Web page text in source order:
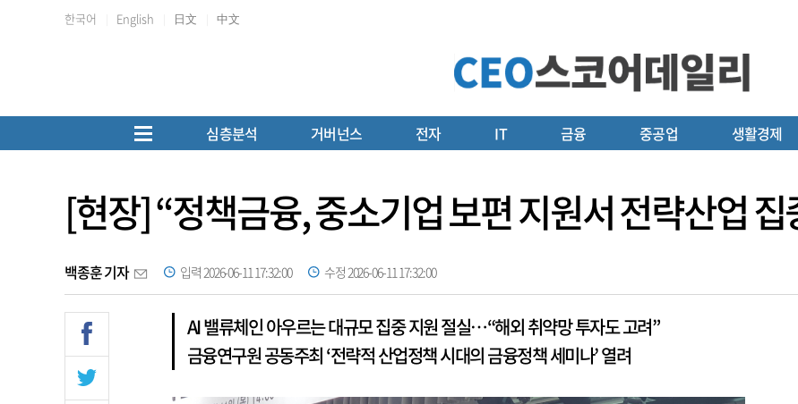
한국어 English 日文 中文
심층분석 거버넌스 전자 IT 금융 중공업 생활경제
[현장] “정책금융, 중소기업 보편 지원서 전략산업
백종훈 기자 입력 2026-06-11 17:32:00 수정 2026-06-11 17:32:00
AI 밸류체인 아우르는 대규모 집중 지원 절실…“해외 취약망 투자도 고려”
금융연구원 공동주최 ‘전략적 산업정책 시대의 금융정책 세미나’ 열려